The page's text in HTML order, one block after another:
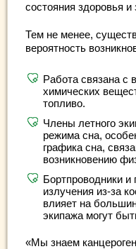
состояния здоровья и
Тем не менее,
вероятность
Работа связана с
химических
топливо.
Члены летного
режима сна,
графика сна,
возникновению
Бортпроводники
излучения из-за
влияет на
экипажа могут
«Мы знаем